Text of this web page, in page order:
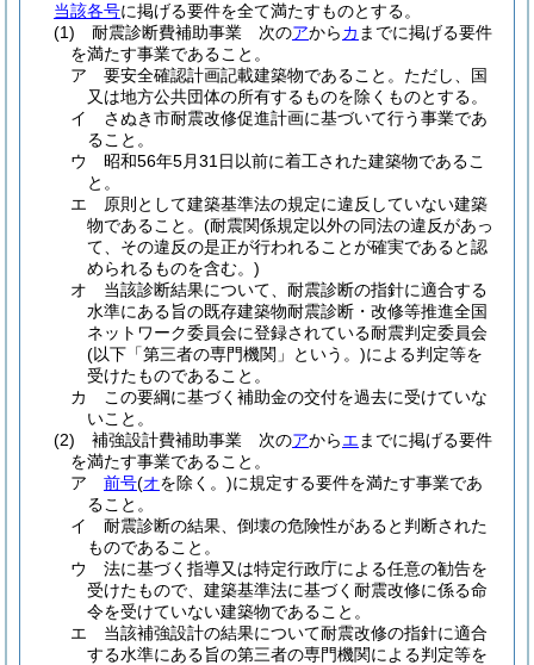
当該各号に掲げる要件を全て満たすものとする。
(1)
耐震診断費補助事業 次のアからカ までに掲げる要件
を満たす事業であること。
ア
要安全確認計画記載建築物であること。 ただし、国
又は地方公共団体の所有するものを除くものとする。
イ
さぬき市耐震改修促進計画に基づいて行う事業であ
ること。
ウ
昭和56年5月31日以前に着工された建築物であるこ
と。
エ
原則として建築基準法の規定に違反していない建築
物であること。 (耐震関係規定以外の同法の違反があっ
て、その違反の是正が行われることが確実であると認
められるものを含む。)
オ
当該診断結果について、耐震診断の指針に適合する
水準にある旨の既存建築物耐震診断・改修等推進全国
ネットワーク委員会に登録されている耐震判定委員会
(以下「第三者の専門機関」という。)による判定等を
受けたものであること。
カ
この要綱に基づく補助金の交付を過去に受けていな
いこと。
(2)
補強設計費補助事業 次のアからエ までに掲げる要件
を満たす事業であること。
ア
前号(オを除く。)に規定する要件を満たす事業であ
ること。
イ
耐震診断の結果、倒壊の危険性があると判断された
ものであること。
ウ
法に基づく指導又は特定行政庁による任意の勧告を
受けたもので、建築基準法に基づく耐震改修に係る命
令を受けていない建築物であること。
エ
当該補強設計の結果について耐震改修の指針に適合
する水準にある旨の第三者の専門機関による判定等を